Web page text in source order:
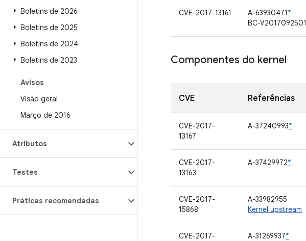
Boletins de 2026
Boletins de 2025
Boletins de 2024
Boletins de 2023
Avisos
Visão geral
Março de 2016
Atributos
Testes
Práticas recomendadas
CVE-2017-13161 A-63930471*
BC-V2017092501
Componentes do kernel
CVE Referências
CVE-2017-
13167
A-37240993*
CVE-2017-
13163
A-37429972*
CVE-2017-
15868
A-33982955
Kernel upstream
CVE-2017-
A-31269937*